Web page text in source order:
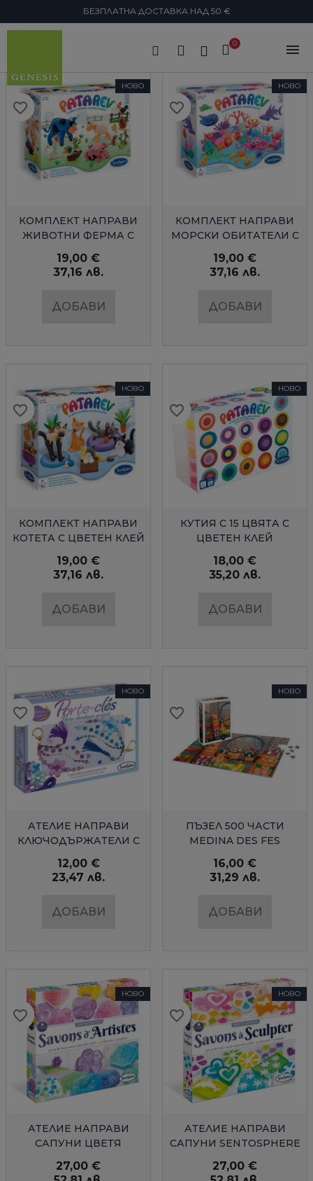
БЕЗПЛАТНА ДОСТАВКА НАД 50 €
search
SENTOSPHERE
БЪРЗ ПРЕГЛЕД
НОВО
КОМПЛЕКТ НАПРАВИ
ЖИВОТНИ ФЕРМА С
19,00 €
37,16 лв.
ДОБАВИ
favorite_border
favorite_border
favorite_border
favorite_border
favorite_border
favorite_border
favorite_border
БЪРЗ ПРЕГЛЕД
НОВО
КОМПЛЕКТ НАПРАВИ
МОРСКИ ОБИТАТЕЛИ С
19,00 €
37,16 лв.
ДОБАВИ
favorite_border
favorite_border
favorite_border
favorite_border
favorite_border
favorite_border
favorite_border
БЪРЗ ПРЕГЛЕД
НОВО
КОМПЛЕКТ НАПРАВИ
КОТЕТА С ЦВЕТЕН КЛЕЙ
19,00 €
37,16 лв.
ДОБАВИ
favorite_border
favorite_border
favorite_border
favorite_border
favorite_border
favorite_border
favorite_border
БЪРЗ ПРЕГЛЕД
НОВО
КУТИЯ С 15 ЦВЯТА С
ЦВЕТЕН КЛЕЙ
18,00 €
35,20 лв.
ДОБАВИ
favorite_border
favorite_border
favorite_border
favorite_border
favorite_border
favorite_border
favorite_border
БЪРЗ ПРЕГЛЕД
НОВО
АТЕЛИЕ НАПРАВИ
КЛЮЧОДЪРЖАТЕЛИ С
12,00 €
23,47 лв.
ДОБАВИ
favorite_border
favorite_border
favorite_border
favorite_border
favorite_border
favorite_border
favorite_border
БЪРЗ ПРЕГЛЕД
НОВО
ПЪЗЕЛ 500 ЧАСТИ
MEDINA DES FES
16,00 €
31,29 лв.
ДОБАВИ
favorite_border
favorite_border
favorite_border
favorite_border
favorite_border
favorite_border
favorite_border
БЪРЗ ПРЕГЛЕД
НОВО
АТЕЛИЕ НАПРАВИ
САПУНИ ЦВЕТЯ
27,00 €
favorite_border
favorite_border
favorite_border
favorite_border
favorite_border
favorite_border
favorite_border
БЪРЗ ПРЕГЛЕД
НОВО
АТЕЛИЕ НАПРАВИ
САПУНИ SENTOSPHERE
27,00 €
favorite_border
favorite_border
favorite_border
favorite_border
favorite_border
favorite_border
favorite_border